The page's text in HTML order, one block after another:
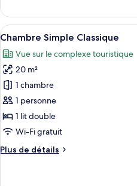
le
type
de
Chambre
Double
Afficher
toutes
les
photos
pour
ce
type
de
chambre :
Chambre
6
Chambre Simple Classique
Vue sur le complexe touristique
20 m²
1 chambre
1 personne
1 lit double
Wi-Fi gratuit
Plus de détails
Plus